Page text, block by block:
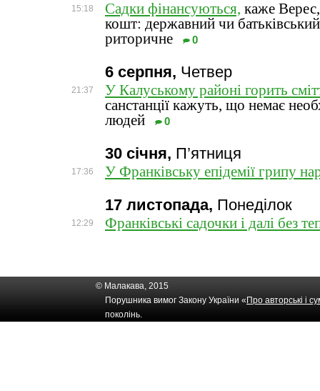
15:18 Садки фінансуються, каже
кошт: державний чи
риторичне
0
6 серпня, Четвер
21:37
У Калуському районі горить
санстанції кажуть, що немає
людей
0
30 січня, П’ятниця
17:36 У Франківську епідемії грипу
17 листопада, Понеділок
12:29 Франківські садочки і далі без
© Малакава, 2015
Порушника вимог Закону України « Про авторські і
поколінь.